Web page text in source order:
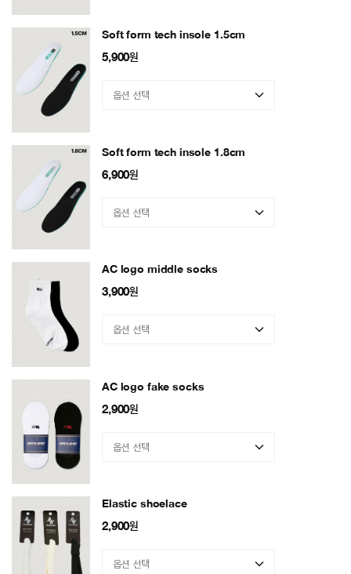
Soft form tech insole 1.5cm
5,900원
Soft form tech insole 1.8cm
6,900원
AC logo middle socks
3,900원
AC logo fake socks
2,900원
Elastic shoelace
2,900원